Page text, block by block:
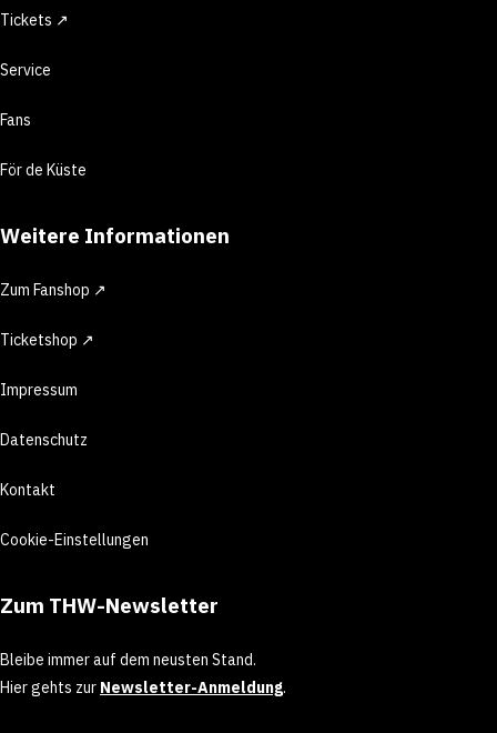
Tickets ↗
Service
Fans
För de Küste
Weitere Informationen
Zum Fanshop ↗
Ticketshop ↗
Impressum
Datenschutz
Kontakt
Cookie-Einstellungen
Zum THW-Newsletter
Bleibe immer auf dem neusten Stand.
Hier gehts zur Newsletter-Anmeldung.